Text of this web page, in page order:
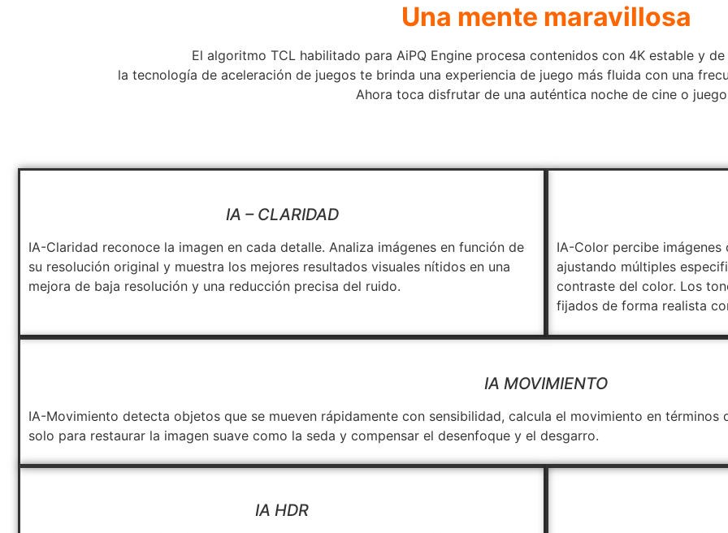
Una mente maravillosa
El algoritmo TCL habilitado para AiPQ Engine procesa contenidos con 4K estable y
la tecnología de aceleración de juegos te brinda una experiencia de juego más fluida con una
Ahora toca disfrutar de una auténtica noche de cine o
IA – CLARIDAD
IA-Claridad reconoce la imagen en cada detalle. Analiza imágenes en función de
su resolución original y muestra los mejores resultados visuales nítidos en una
mejora de baja resolución y una reducción precisa del ruido.
IA-Color percibe imágenes
ajustando múltiples
contraste del color. Los
fijados de forma realista
IA MOVIMIENTO
IA-Movimiento detecta objetos que se mueven rápidamente con sensibilidad, calcula el movimiento en
solo para restaurar la imagen suave como la seda y compensar el desenfoque y el desgarro.
IA HDR